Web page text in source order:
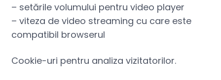
– setările volumului pentru video player
– viteza de video streaming cu care este
compatibil browserul
Cookie-uri pentru analiza vizitatorilor.